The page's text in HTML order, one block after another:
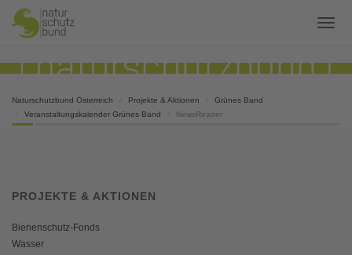
Naturschutzbund Österreich Projekte & Aktionen
Grünes Band
Veranstaltungskalender Grünes Band
NewsReader
PROJEKTE & AKTIONEN
Bienenschutz-Fonds
Wasser